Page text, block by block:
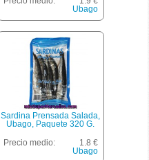
Ubago
Sardina Prensada Salada,
Ubago, Paquete 320 G.
Precio medio:
1.8 €
Ubago